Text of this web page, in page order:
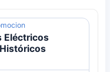
Eléctricos